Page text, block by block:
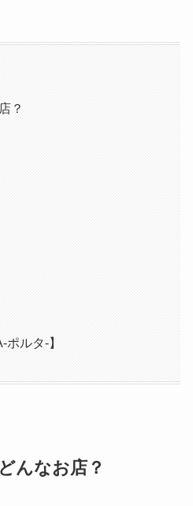
？
ルタ-】
んなお店？